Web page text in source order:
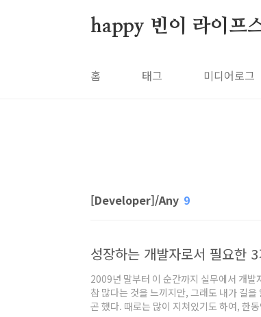
happy 빈이 라이프
홈 태그 미디어로그
[Developer]/Any 9
성장하는 개발자로서 필요한
2009년 말부터 이 순간까지 실무에서 개
참 많다는 것을 느끼지만, 그래도 내가 길
곤 했다. 때로는 많이 지쳐있기도 하여, 한